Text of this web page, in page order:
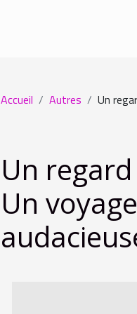
Accueil Autres Un
Un
Un